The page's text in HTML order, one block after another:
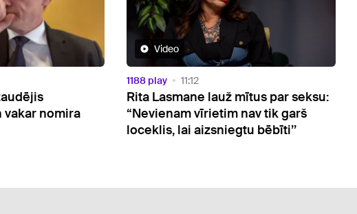
vakar nomira
Video
1188 play 11:12
Rita Lasmane lauž mītus par seksu:
“Nevienam vīrietim nav tik garš
loceklis, lai aizsniegtu bēbīti’’